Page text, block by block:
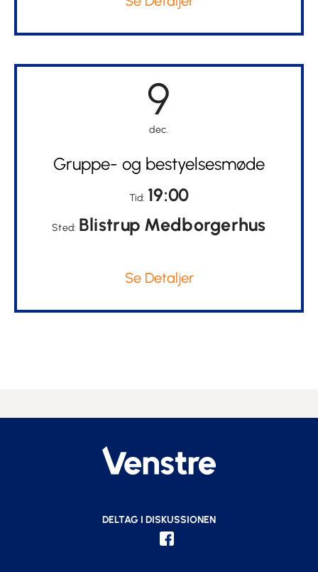
9
dec.
Gruppe- og bestyelsesmøde
Tid: 19:00
Sted: Blistrup Medborgerhus
Se Detaljer
DELTAG I DISKUSSIONEN